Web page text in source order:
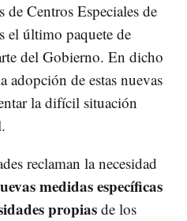
Centros Especiales de
el último paquete de
del Gobierno. En dicho
adopción de estas nuevas
la difícil situación
reclaman la necesidad
medidas específicas
propias de los